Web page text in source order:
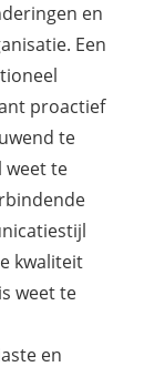
en
Een
proactief
te
weet te
kwaliteit
weet te
en